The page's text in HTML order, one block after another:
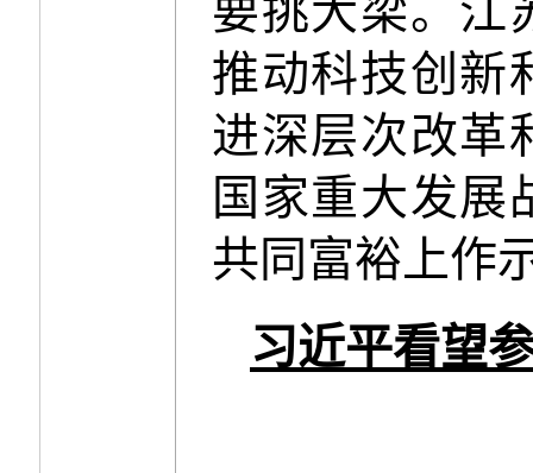
要挑大梁。江
推动科技创新
进深层次改革
国家重大发展
共同富裕上作
习近平看望